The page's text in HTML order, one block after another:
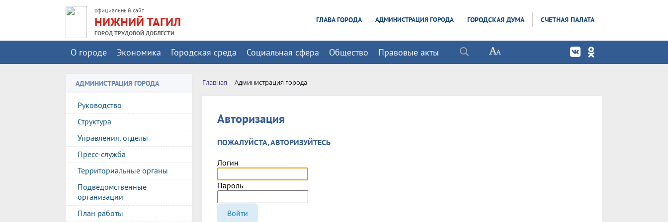
официальный сайт
НИЖНИЙ ТАГИЛ
ГОРОД ТРУДОВОЙ ДОБЛЕСТИ
ГЛАВА ГОРОДА АДМИНИСТРАЦИЯ ГОРОДА ГОРОДСКАЯ ДУМА СЧЕТНАЯ ПАЛАТА
О городе Экономика Городская среда Социальная сфера Общество Правовые акты
АДМИНИСТРАЦИЯ ГОРОДА
Руководство
Структура
Управления, отделы
Пресс-служба
Территориальные органы
Подведомственные
организации
План работы
Главная Администрация города
Авторизация
ПОЖАЛУЙСТА, АВТОРИЗУЙТЕСЬ
Логин
Пароль